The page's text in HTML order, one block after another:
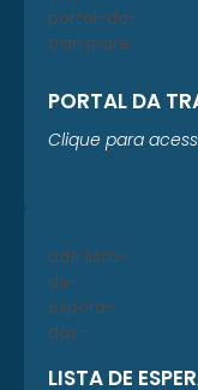
PORTAL DA
Clique para
LISTA DE